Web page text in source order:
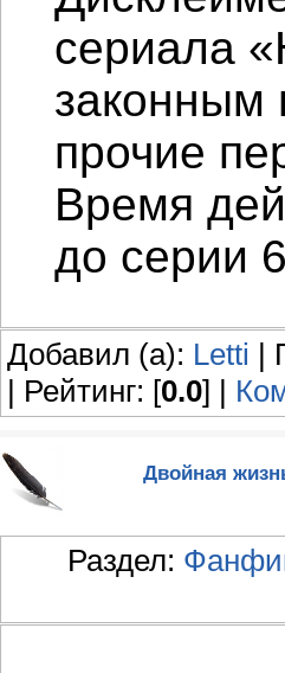
сериала
законным
прочие
Время
до серии
Добавил (а): Letti |
| Рейтинг: [0.0] |
Двойная
Раздел: